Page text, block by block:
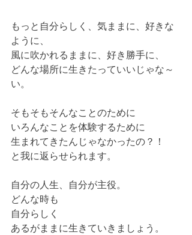
もっと自分らしく、気ままに、好きな
ように、
風に吹かれるままに、好き勝手に、
どんな場所に生きたっていいじゃな～
い。
そもそもそんなことのために
いろんなことを体験するために
生まれてきたんじゃなかったの？！
と我に返らせられます。
自分の人生、自分が主役。
どんな時も
自分らしく
あるがままに生きていきましょう。